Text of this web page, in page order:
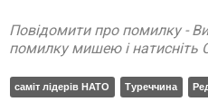
Повідомити про помилку -
помилку мишею і натисніть
саміт лідерів НАТО Туреччина